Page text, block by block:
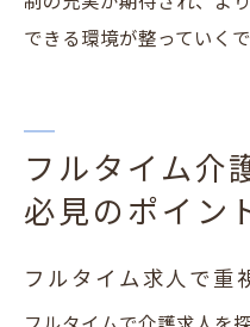
できる環境が整っていくで
フルタイム介
必見のポイン
フルタイム求人で重